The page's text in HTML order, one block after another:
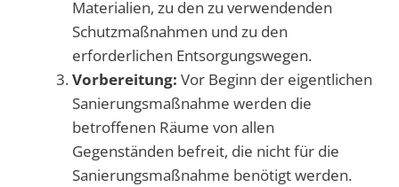
Materialien, zu den zu verwendenden
Schutzmaßnahmen und zu den
erforderlichen Entsorgungswegen.
Vorbereitung: Vor Beginn der eigentlichen
Sanierungsmaßnahme werden die
betroffenen Räume von allen
Gegenständen befreit, die nicht für die
Sanierungsmaßnahme benötigt werden.